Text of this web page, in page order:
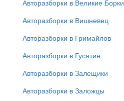
Авторазборки в Великие Борки
Авторазборки в Вишневец
Авторазборки в Гримайлов
Авторазборки в Гусятин
Авторазборки в Залещики
Авторазборки в Заложцы